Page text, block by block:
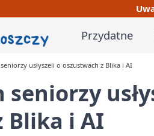
Przydatne
usłyszeli o oszustwach z Blika i AI
seniorzy
Blika i AI